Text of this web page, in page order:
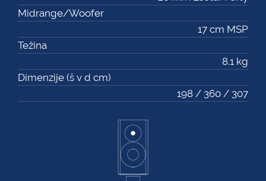
Midrange/Woofer
17 cm MSP
Težina
8.1 kg
Dimenzije (š v d cm)
198 / 360 / 307